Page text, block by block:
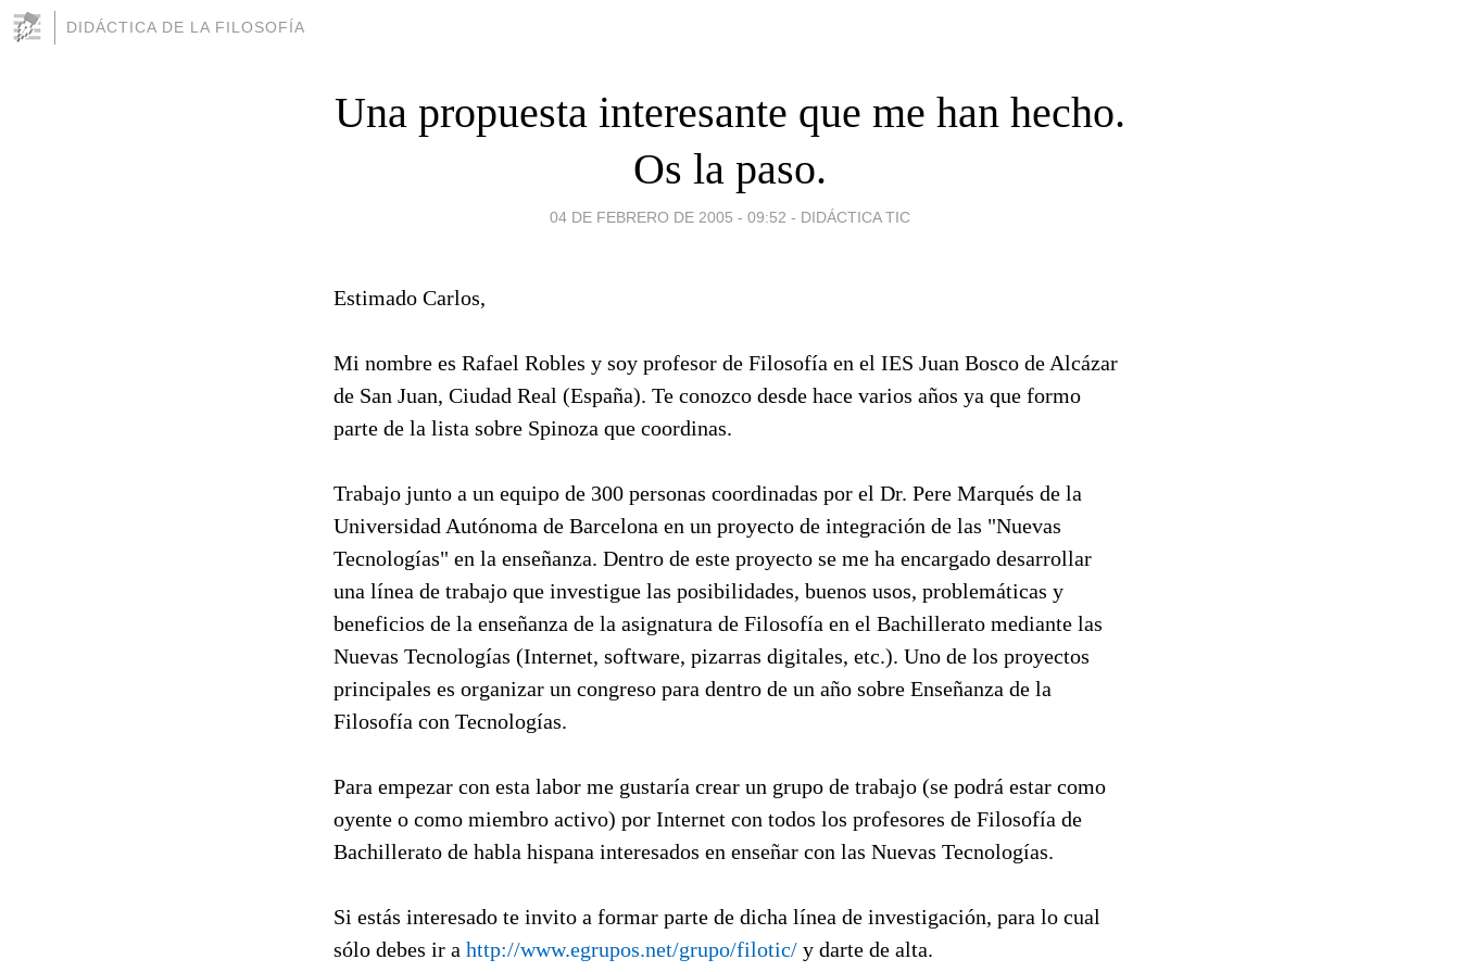
DIDÁCTICA DE LA FILOSOFÍA
Una propuesta interesante que me han hecho.
Os la paso.
04 DE FEBRERO DE 2005 - 09:52 - DIDÁCTICA TIC
Estimado Carlos,
Mi nombre es Rafael Robles y soy profesor de Filosofía en el IES Juan Bosco de Alcázar
de San Juan, Ciudad Real (España). Te conozco desde hace varios años ya que formo
parte de la lista sobre Spinoza que coordinas.
Trabajo junto a un equipo de 300 personas coordinadas por el Dr. Pere Marqués de la
Universidad Autónoma de Barcelona en un proyecto de integración de las "Nuevas
Tecnologías" en la enseñanza. Dentro de este proyecto se me ha encargado desarrollar
una línea de trabajo que investigue las posibilidades, buenos usos, problemáticas y
beneficios de la enseñanza de la asignatura de Filosofía en el Bachillerato mediante las
Nuevas Tecnologías (Internet, software, pizarras digitales, etc.). Uno de los proyectos
principales es organizar un congreso para dentro de un año sobre Enseñanza de la
Filosofía con Tecnologías.
Para empezar con esta labor me gustaría crear un grupo de trabajo (se podrá estar como
oyente o como miembro activo) por Internet con todos los profesores de Filosofía de
Bachillerato de habla hispana interesados en enseñar con las Nuevas Tecnologías.
Si estás interesado te invito a formar parte de dicha línea de investigación, para lo cual
sólo debes ir a http://www.egrupos.net/grupo/filotic/ y darte de alta.